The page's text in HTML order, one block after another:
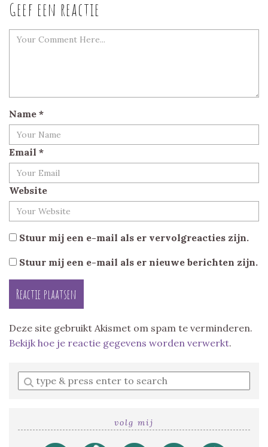
Geef een reactie
Name *
Email *
Website
Stuur mij een e-mail als er vervolgreacties zijn.
Stuur mij een e-mail als er nieuwe berichten zijn.
Deze site gebruikt Akismet om spam te verminderen.
Bekijk hoe je reactie gegevens worden verwerkt.
Enter
a
volg mij